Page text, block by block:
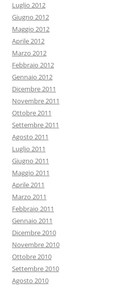
Luglio 2012
Giugno 2012
Maggio 2012
Aprile 2012
Marzo 2012
Febbraio 2012
Gennaio 2012
Dicembre 2011
Novembre 2011
Ottobre 2011
Settembre 2011
Agosto 2011
Luglio 2011
Giugno 2011
Maggio 2011
Aprile 2011
Marzo 2011
Febbraio 2011
Gennaio 2011
Dicembre 2010
Novembre 2010
Ottobre 2010
Settembre 2010
Agosto 2010